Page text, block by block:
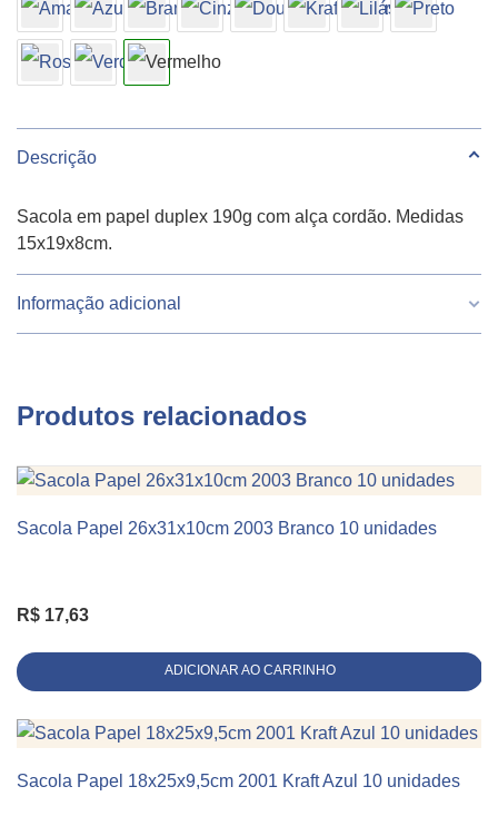
Vermelho
10
unidades
Descrição
Sacola em papel duplex 190g com alça cordão. Medidas
15x19x8cm.
Informação adicional
Largura 15
Altura 19
Comprimento 8
Produtos relacionados
KIT 10 UNIDADES
Sacola Papel 26x31x10cm 2003 Branco 10 unidades
R$ 17,63
ADICIONAR AO CARRINHO
KIT 10 UNIDADES
Sacola Papel 18x25x9,5cm 2001 Kraft Azul 10 unidades